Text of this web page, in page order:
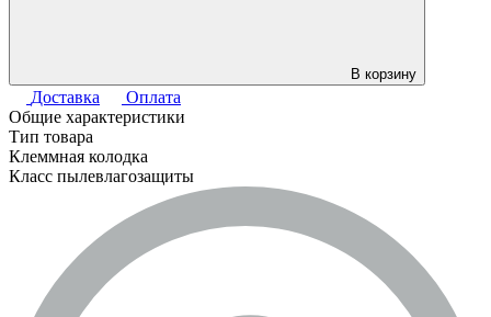
В корзину
Доставка
Оплата
Общие характеристики
Тип товара
Клеммная колодка
Класс пылевлагозащиты